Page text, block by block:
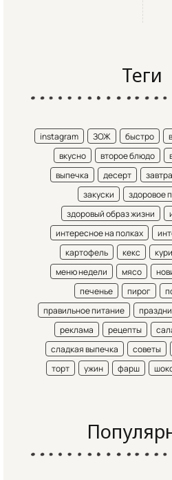
Теги
instagram ЗОЖ быстро
вкусно
второе блюдо
выпечка
десерт
закуски
здоровое
здоровый образ жизни
интересное на полках
картофель
кекс
меню недели
мясо
печенье
пирог
правильное питание
реклама
рецепты
сладкая выпечка
советы
торт
ужин фарш